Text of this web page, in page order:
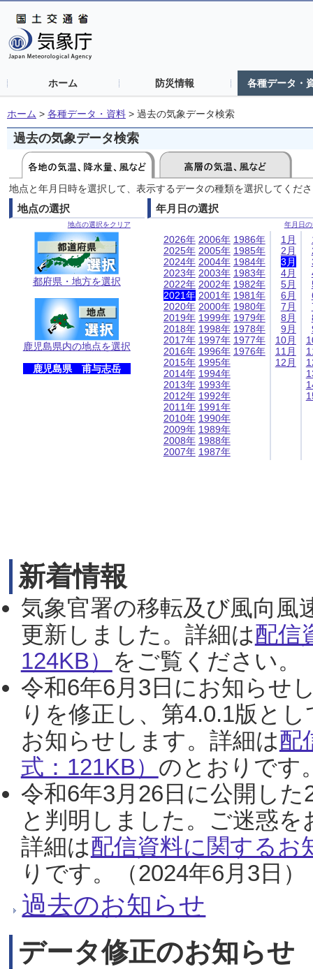
ホーム 防災情報 各種データ・
ホーム > 各種データ・資料 > 過去の気象データ検索
過去の気象データ検索
地点と年月日時を選択して、表示するデータの種類を選択してくだ
地点の選択
地点の選択をクリア
都府県・地方を選択
鹿児島県内の地点を選択
鹿児島県 甫与志岳
年月日の選択
年月日
2026年
2025年
2024年
2023年
2022年
2021年
2020年
2019年
2018年
2017年
2016年
2015年
2014年
2013年
2012年
2011年
2010年
2009年
2008年
2007年
2006年
2005年
2004年
2003年
2002年
2001年
2000年
1999年
1998年
1997年
1996年
1995年
1994年
1993年
1992年
1991年
1990年
1989年
1988年
1987年
1986年
1985年
1984年
1983年
1982年
1981年
1980年
1979年
1978年
1977年
1976年
1月
2月
3月
4月
5月
6月
7月
8月
9月
10月
11月
12月
新着情報
気象官署の移転及び風向風
更新しました。詳細は配信
124KB） をご覧ください。
令和6年6月3日にお知らせ
りを修正し、第4.0.1版と
お知らせします。詳細は配
式：121KB） のとおりです
令和6年3月26日に公開し
と判明しました。ご迷惑
詳細は配信資料に関するお
りです。（2024年6月3日）
過去のお知らせ
データ修正のお知らせ